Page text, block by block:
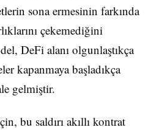
sona ermesinin farkında
çekemediğini
DeFi alanı olgunlaştıkça
kapanmaya başladıkça
gelmiştir.
bu saldırı akıllı kontrat